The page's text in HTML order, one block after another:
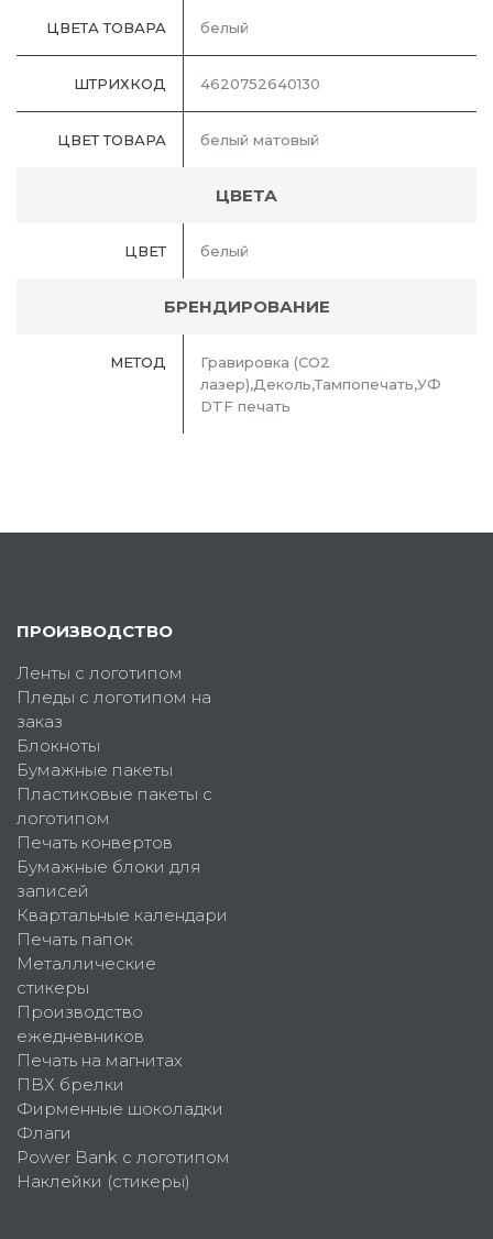
ЦВЕТА ТОВАРА белый
ШТРИХКОД 4620752640130
ЦВЕТ ТОВАРА белый матовый
ЦВЕТА
ЦВЕТ белый
БРЕНДИРОВАНИЕ
МЕТОД
Гравировка (CO2
лазер),Деколь,Тампопечать,УФ
DTF печать
ПРОИЗВОДСТВО
Ленты с логотипом
Пледы с логотипом на
заказ
Блокноты
Бумажные пакеты
Пластиковые пакеты с
логотипом
Печать конвертов
Бумажные блоки для
записей
Квартальные календари
Печать папок
Металлические
стикеры
Производство
ежедневников
Печать на магнитах
ПВХ брелки
Фирменные шоколадки
Флаги
Power Bank с логотипом
Наклейки (стикеры)